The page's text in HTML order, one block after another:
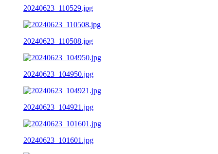
20240623_110529.jpg
20240623_110508.jpg
20240623_104950.jpg
20240623_104921.jpg
20240623_101601.jpg